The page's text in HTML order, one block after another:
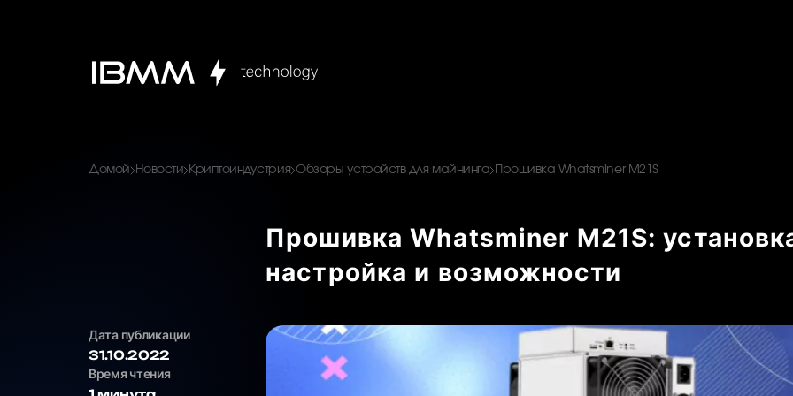
Домой Новости Криптоиндустрия Обзоры устройств для майнинга Прошивка Whatsminer M21S
Прошивка Whatsminer M21S:
настройка и возможности
Дата публикации
31.10.2022
Время чтения